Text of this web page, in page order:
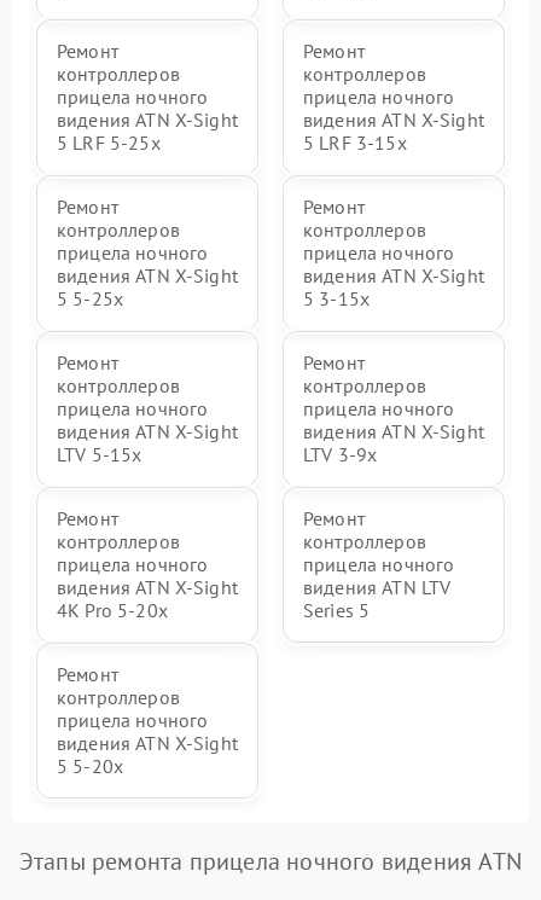
Ремонт
контроллеров
прицела ночного
видения ATN X-Sight
5 LRF 5-25x
Ремонт
контроллеров
прицела ночного
видения ATN X-Sight
5 LRF 3-15x
Ремонт
контроллеров
прицела ночного
видения ATN X-Sight
5 5-25x
Ремонт
контроллеров
прицела ночного
видения ATN X-Sight
5 3-15x
Ремонт
контроллеров
прицела ночного
видения ATN X-Sight
LTV 5-15x
Ремонт
контроллеров
прицела ночного
видения ATN X-Sight
LTV 3-9x
Ремонт
контроллеров
прицела ночного
видения ATN X-Sight
4K Pro 5-20x
Ремонт
контроллеров
прицела ночного
видения ATN LTV
Series 5
Ремонт
контроллеров
прицела ночного
видения ATN X-Sight
5 5-20x
Этапы ремонта прицела ночного видения ATN